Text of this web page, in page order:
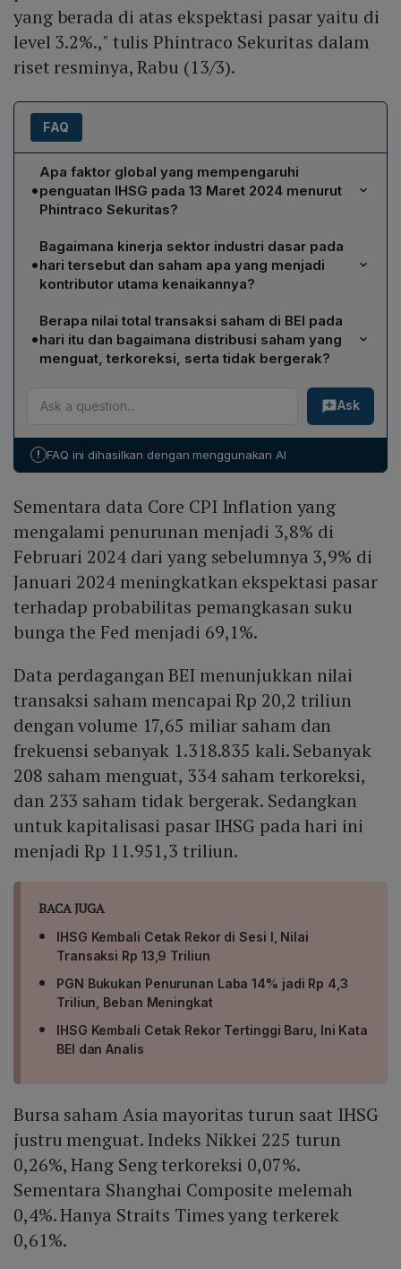
yang berada di atas ekspektasi pasar yaitu di
level 3.2%.," tulis Phintraco Sekuritas dalam
riset resminya, Rabu (13/3).
FAQ
•
Apa faktor global yang mempengaruhi
penguatan IHSG pada 13 Maret 2024 menurut
Phintraco Sekuritas?
Menurut riset Phintraco Sekuritas, penguatan IHSG
dipengaruhi ekspektasi data PPI Inflation global.
Investor internasional menanti rilis PPI pada Kamis
14 Maret yang diproyeksikan stabil di 0,3 % secara
bulan‑ke‑bulan untuk Februari 2024. Data PPI ini
dianggap pelengkap setelah CPI Februari 2024 tercatat
3,2 % di atas perkiraan pasar, sehingga menambah
•
Bagaimana kinerja sektor industri dasar pada
hari tersebut dan saham apa yang menjadi
kontributor utama kenaikannya?
Sektor industri dasar menjadi satu‑satunya sektor yang
mencatat kenaikan terbesar, naik 2,61 % pada sesi
tersebut. Kontributor utama adalah PT Timah Tbk
(TINS) yang melaju 13,7 % atau setara 100 poin menjadi
Rp 830 per saham, PT Vale Indonesia Tbk (INCO) naik
7,77 % (+310 poin) ke Rp 4.300, serta PT Aneka
Tambang Tbk (ANTM) yang bertambah 3,51 % (+55
poin) menjadi Rp 1.620. Kenaikan tersebut mendorong
zona hijau bagi mayoritas saham industri dasar.
•
Berapa nilai total transaksi saham di BEI pada
hari itu dan bagaimana distribusi saham yang
menguat, terkoreksi, serta tidak bergerak?
Pada hari Rabu 13 Maret, nilai transaksi saham di Bursa
Efek Indonesia mencapai Rp 20,2 triliun dengan volume
17,65 miliar lembar dan frekuensi perdagangan
208 saham menguat, 334 saham mengalami koreksi,
tercatat sebesar Rp 11.951,3 triliun.
Ask
! FAQ ini dihasilkan dengan menggunakan AI
Sementara data Core CPI Inflation yang
mengalami penurunan menjadi 3,8% di
Februari 2024 dari yang sebelumnya 3,9% di
Januari 2024 meningkatkan ekspektasi pasar
terhadap probabilitas pemangkasan suku
bunga the Fed menjadi 69,1%.
Data perdagangan BEI menunjukkan nilai
transaksi saham mencapai Rp 20,2 triliun
dengan volume 17,65 miliar saham dan
frekuensi sebanyak 1.318.835 kali. Sebanyak
208 saham menguat, 334 saham terkoreksi,
dan 233 saham tidak bergerak. Sedangkan
untuk kapitalisasi pasar IHSG pada hari ini
menjadi Rp 11.951,3 triliun.
BACA JUGA
IHSG Kembali Cetak Rekor di Sesi I, Nilai
Transaksi Rp 13,9 Triliun
PGN Bukukan Penurunan Laba 14% jadi Rp 4,3
Triliun, Beban Meningkat
IHSG Kembali Cetak Rekor Tertinggi Baru, Ini Kata
BEI dan Analis
Bursa saham Asia mayoritas turun saat IHSG
justru menguat. Indeks Nikkei 225 turun
0,26%, Hang Seng terkoreksi 0,07%.
Sementara Shanghai Composite melemah
0,4%. Hanya Straits Times yang terkerek
0,61%.